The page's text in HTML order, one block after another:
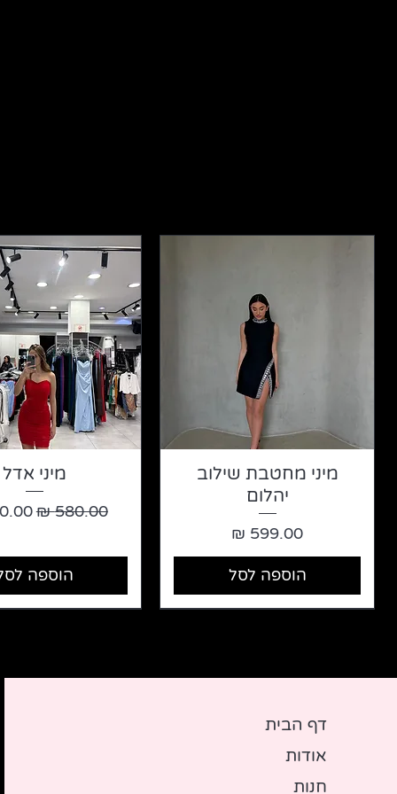
מיני מחטבת שילוב
יהלום
מחיר
הוספה לסל
מיני אדל
מחיר רגיל‏580.00 ‏₪
‏500.00 ‏₪
הוספה
דף הבית
אודות
חנות